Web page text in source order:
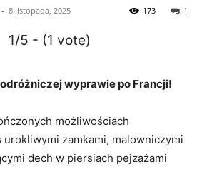
- 8 listopada, 2025 1
173
1/5 - (1 vote)
wyprawie po Francji!
możliwościach
urokliwymi zamkami, malowniczymi
dech w piersiach pejzażami